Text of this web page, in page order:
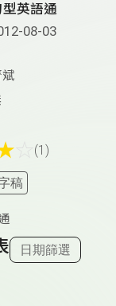
型英語通
08-03
斌
(1)
稿
日期篩選